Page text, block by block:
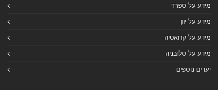
מידע על ספרד
מידע על יוון
מידע על קרואטיה
מידע על סלובניה
יעדים נוספים